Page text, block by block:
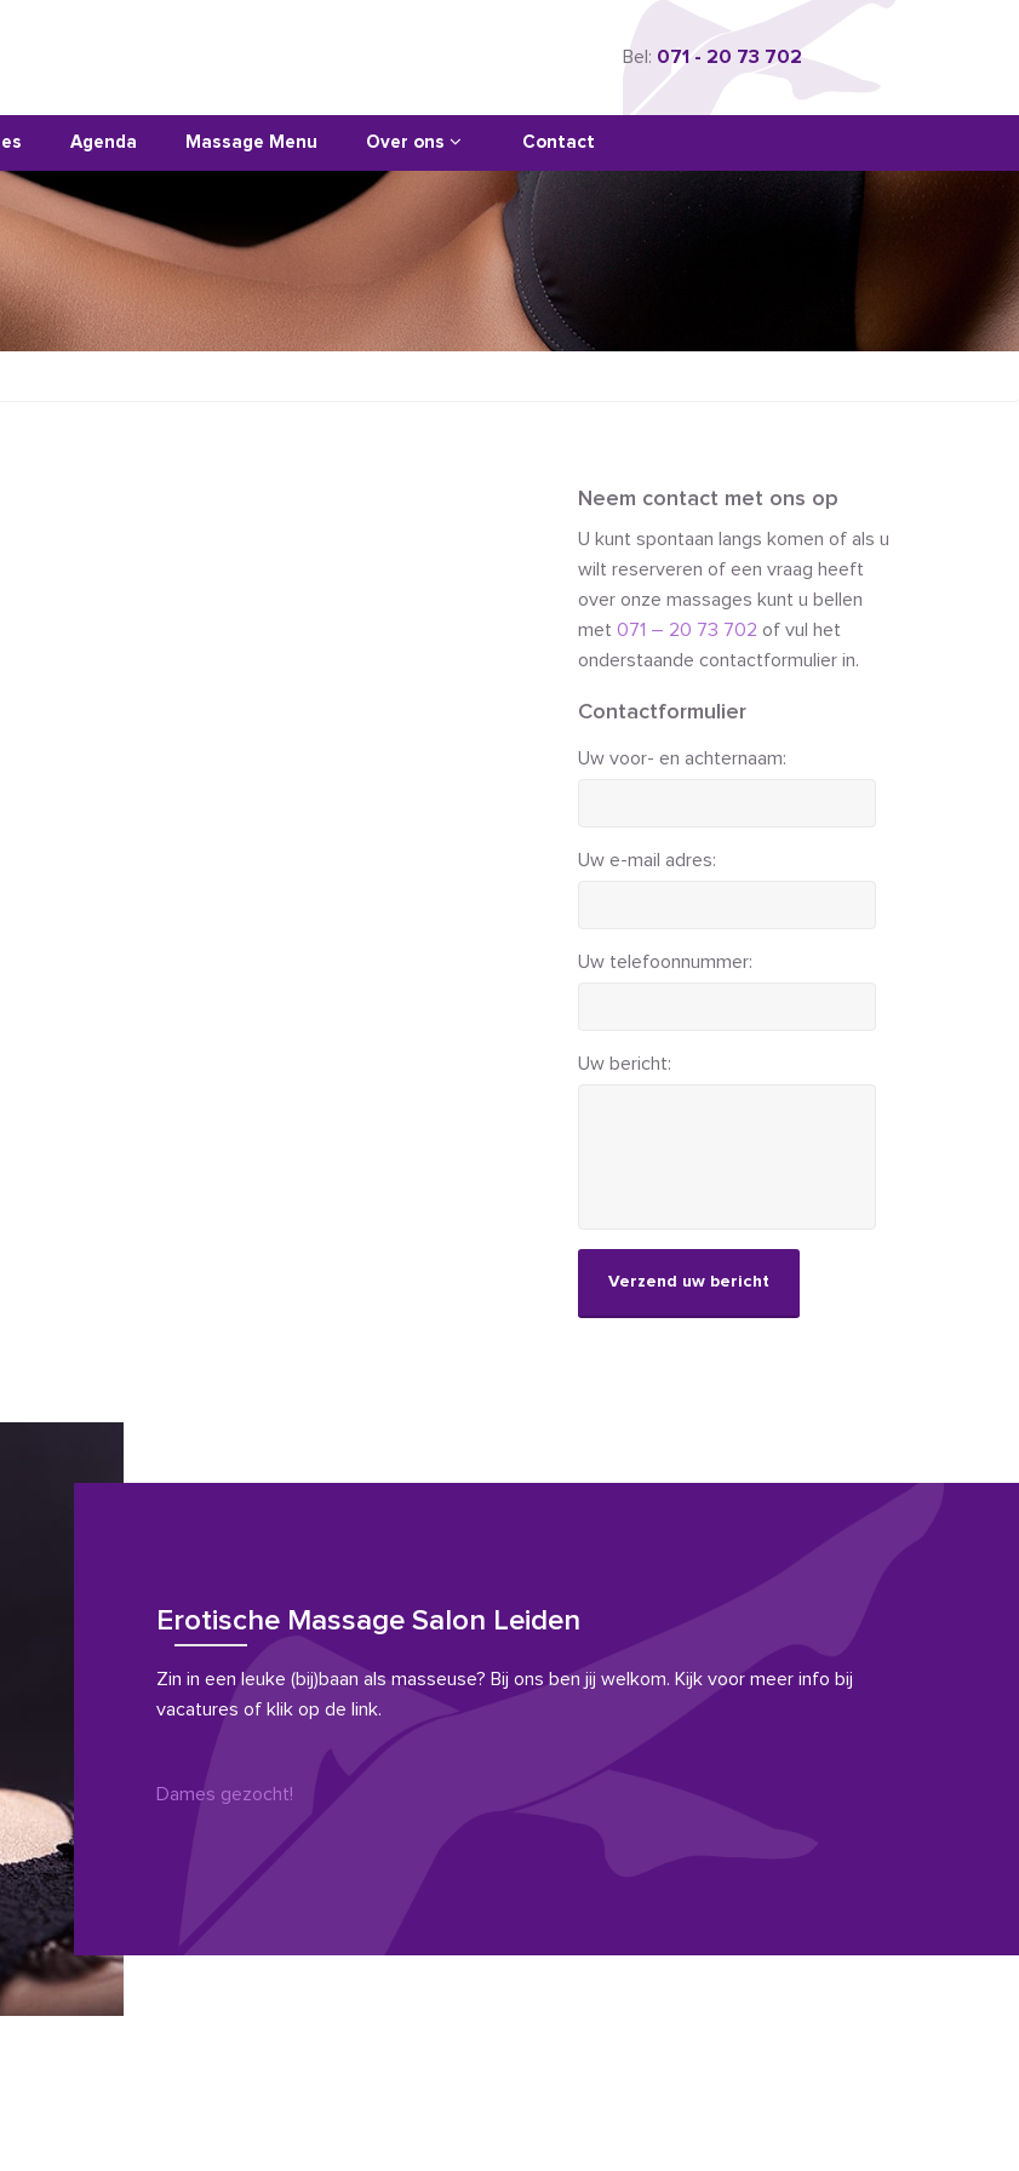
Bel: 071 - 20 73 702
Agenda Massage Menu Over ons Contact
Neem contact met ons op
U kunt spontaan langs komen of als u
wilt reserveren of een vraag heeft
over onze massages kunt u bellen
met 071 – 20 73 702 of vul het
onderstaande contactformulier in.
Contactformulier
Uw voor- en achternaam:
Uw e-mail adres:
Uw telefoonnummer:
Uw bericht:
Erotische Massage Salon Leiden
Zin in een leuke (bij)baan als masseuse? Bij ons ben jij welkom. Kijk voor meer info bij
vacatures of klik op de link.
Dames gezocht!